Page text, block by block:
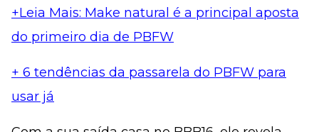
+Leia Mais: Make natural é a principal aposta
do primeiro dia de PBFW
+ 6 tendências da passarela do PBFW para
usar já